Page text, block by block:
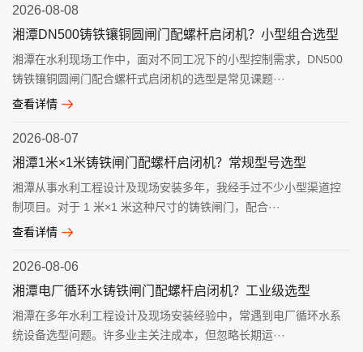
2026-08-08
湘潭DN500铸铁镶铜圆闸门配螺杆启闭机？小型组合选型
湘潭在水利现场工作中，面对不同工况下的小型控制需求，DN500
铸铁镶铜圆闸门配合螺杆式启闭机的选型是常见课题···
查看详情
2026-08-07
湘潭1米×1米铸铁闸门配螺杆启闭机？常规型号选型
湘潭从事水利工程设计及现场安装多年，我经手过不少小型渠道控
制项目。对于 1 米×1 米这种尺寸的铸铁闸门，配合···
查看详情
2026-08-06
湘潭电厂循环水铸铁闸门配螺杆启闭机？工业级选型
湘潭在多年水利工程设计及现场安装经验中，常遇到电厂循环水系
统设备选型问题。许多业主关注成本，但忽略长期运···